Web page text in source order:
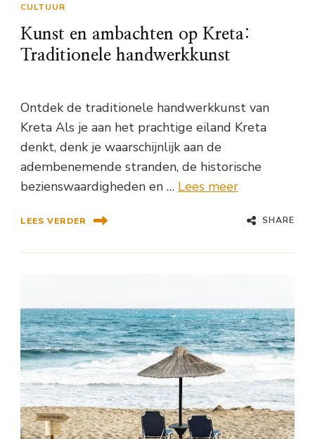
CULTUUR
Kunst en ambachten op Kreta:
Traditionele handwerkkunst
Ontdek de traditionele handwerkkunst van
Kreta Als je aan het prachtige eiland Kreta
denkt, denk je waarschijnlijk aan de
adembenemende stranden, de historische
bezienswaardigheden en … Lees meer
LEES VERDER SHARE